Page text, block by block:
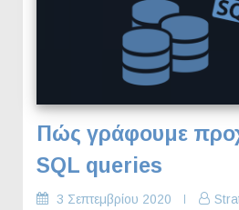
Πώς γράφουμε
SQL queries
3 Σεπτεμβρίου 2020